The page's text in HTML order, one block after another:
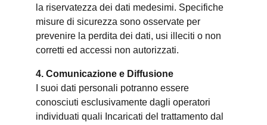
la riservatezza dei dati medesimi. Specifiche
misure di sicurezza sono osservate per
prevenire la perdita dei dati, usi illeciti o non
corretti ed accessi non autorizzati.
4. Comunicazione e Diffusione
I suoi dati personali potranno essere
conosciuti esclusivamente dagli operatori
individuati quali Incaricati del trattamento dal